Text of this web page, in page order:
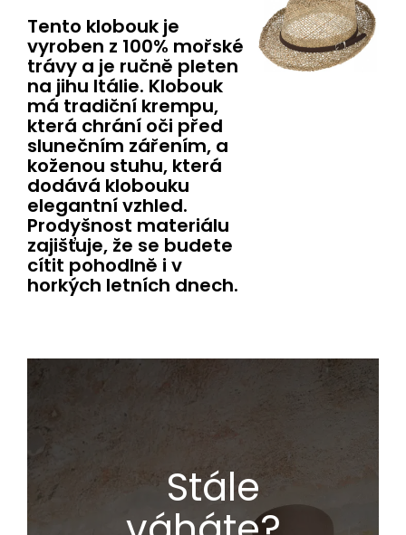
Tento klobouk je
vyroben z 100% mořské
trávy a je ručně pleten
na jihu Itálie. Klobouk
má tradiční krempu,
která chrání oči před
slunečním zářením, a
koženou stuhu, která
dodává klobouku
elegantní vzhled.
Prodyšnost materiálu
zajišťuje, že se budete
cítit pohodlně i v
horkých letních dnech.
Stále